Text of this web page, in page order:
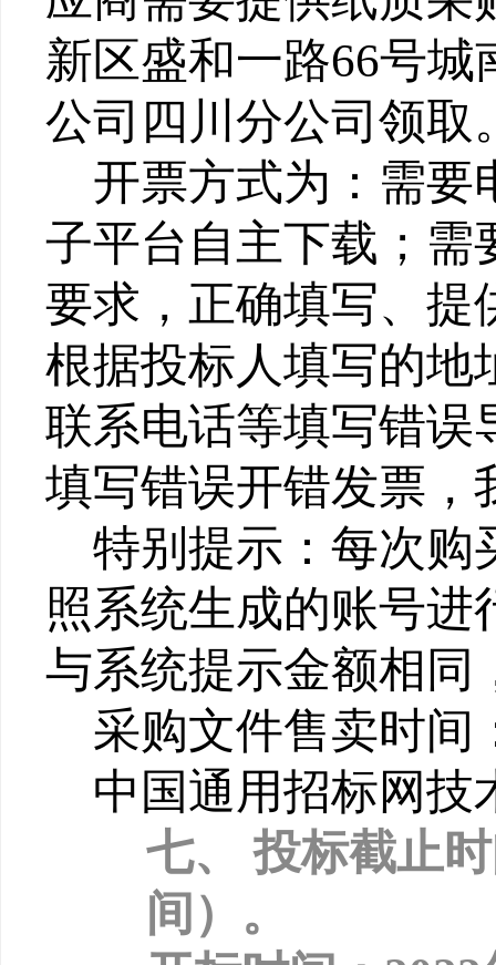
新区盛和一路66号
公司四川分公司领取
开票方式为：需要
子平台自主下载；需
要求，正确填写、提
根据投标人填写的地
联系电话等填写错误
填写错误开错发票，
特别提示：每次购
照系统生成的账号
与系统提示金额相同
采购文件售卖时间
中国通用招标网技
七、投标截止
间）。